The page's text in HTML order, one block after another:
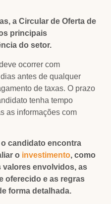
a Circular de Oferta de
principais
do setor.
ocorrer com
antes de qualquer
de taxas. O prazo
tenha tempo
as informações com
candidato encontra
o investimento, como
valores envolvidos, as
oferecido e as regras
forma detalhada.